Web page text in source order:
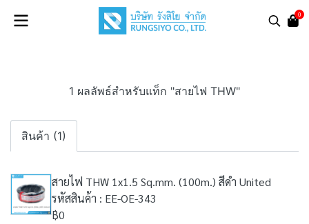
0
1 ผลลัพธ์สำหรับแท็ก "สายไฟ THW"
สินค้า (1)
สายไฟ THW 1x1.5 Sq.mm. (100m.) สีดำ United
รหัสสินค้า : EE-OE-343
฿0